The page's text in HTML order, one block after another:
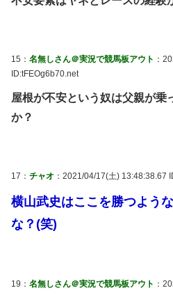
15： 名無しさん＠実況で競馬板アウト ：
ID:tFEOg6b70.net
屋根が不安という奴は父親が乗
か？
17： チャオ ：2021/04/17(土) 13:48:38.67
横山武史はここを勝つよう
な？(笑)
19： 名無しさん＠実況で競馬板アウト ：